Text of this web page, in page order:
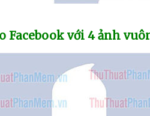
Facebook với 4 ảnh